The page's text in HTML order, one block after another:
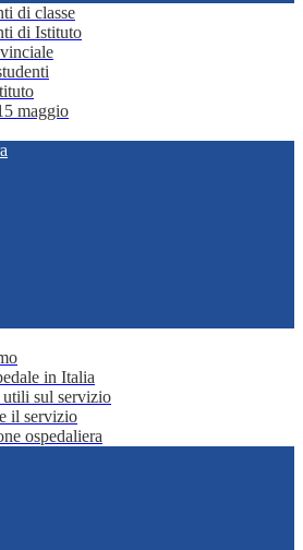
di classe
di Istituto
maggio
in Italia
sul servizio
il servizio
ospedaliera